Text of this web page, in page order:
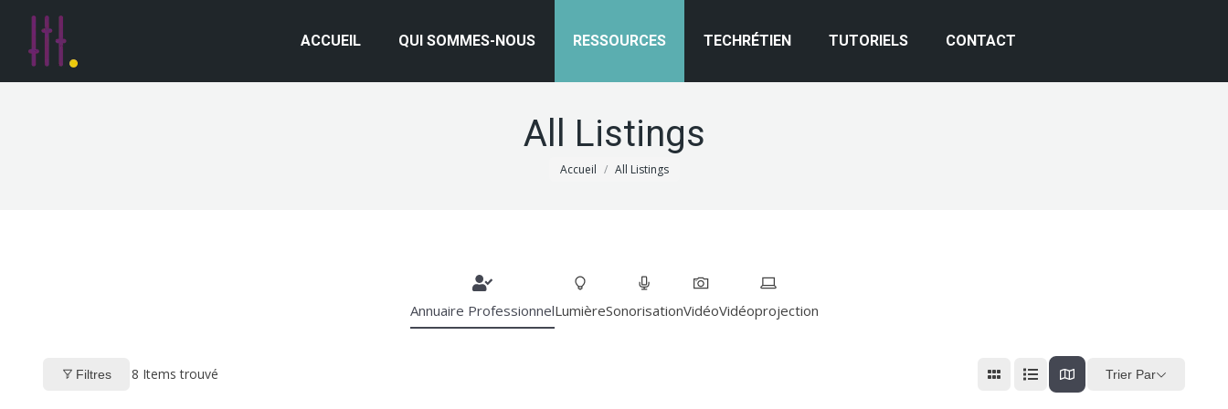
ACCUEIL QUI SOMMES-NOUS RESSOURCES TECHRÉTIEN TUTORIELS CONTACT
All Listings
Vous êtes ici :
Accueil All Listings
Annuaire ProfessionnelLumièreSonorisationVidéoVidéoprojection
Filtres 8 Items trouvé Trier Par